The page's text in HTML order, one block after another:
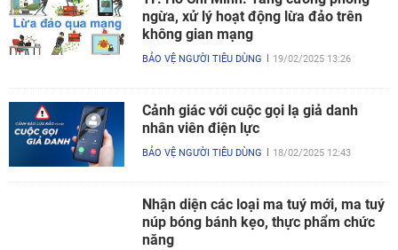
ngừa, xử lý hoạt động lừa đảo trên
không gian mạng
BẢO VỆ NGƯỜI TIÊU DÙNG 19/02/2025 13:26
Cảnh giác với cuộc gọi lạ giả danh
nhân viên điện lực
BẢO VỆ NGƯỜI TIÊU DÙNG 18/02/2025 12:43
Nhận diện các loại ma tuý mới, ma tuý
núp bóng bánh kẹo, thực phẩm chức
năng